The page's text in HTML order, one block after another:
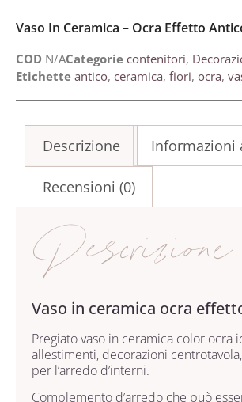
Vaso In Ceramica – Ocra Effetto
COD N/ACategorie contenitori,
Etichette antico, ceramica, fiori, ocra,
Descrizione Informazioni
Recensioni (0)
Descrizione
Vaso in ceramica ocra
Pregiato vaso in ceramica color ocra
allestimenti, decorazioni
per l’arredo d’interni.
Complemento d’arredo che può